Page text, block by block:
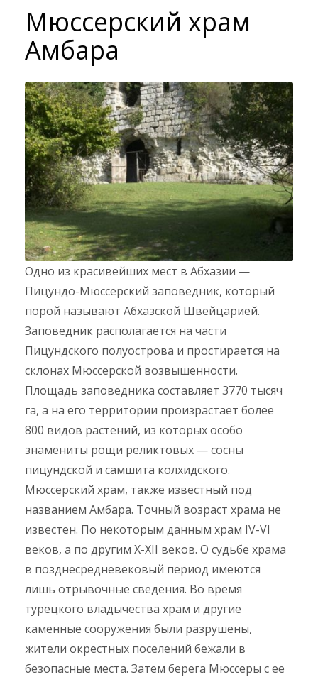
Мюссерский храм
Амбара
Одно из красивейших мест в Абхазии —
Пицундо-Мюссерский заповедник, который
порой называют Абхазской Швейцарией.
Заповедник располагается на части
Пицундского полуострова и простирается на
склонах Мюссерской возвышенности.
Площадь заповедника составляет 3770 тысяч
га, а на его территории произрастает более
800 видов растений, из которых особо
знамениты рощи реликтовых — сосны
пицундской и самшита колхидского.
Мюссерский храм, также известный под
названием Амбара. Точный возраст храма не
известен. По некоторым данным храм IV-VI
веков, а по другим X-XII веков. О судьбе храма
в позднесредневековый период имеются
лишь отрывочные сведения. Во время
турецкого владычества храм и другие
каменные сооружения были разрушены,
жители окрестных поселений бежали в
безопасные места. Затем берега Мюссеры с ее